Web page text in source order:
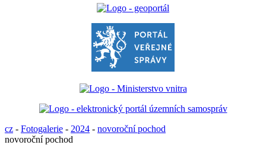
cz - Fotogalerie - 2024 - novoroční pochod
novoroční pochod